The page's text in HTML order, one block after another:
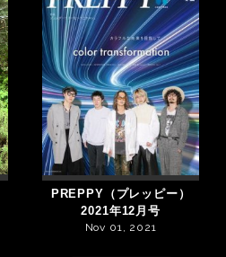
PREPPY（プレッピー）
2021年12月号
Nov 01, 2021